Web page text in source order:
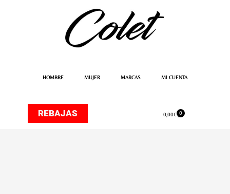
HOMBRE MUJER MARCAS MI CUENTA
REBAJAS 0,00€ 0
Carrito